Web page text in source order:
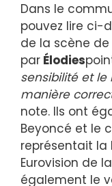
Dans le
pouvez lire ci-
de la scène
par Élodies
sensibilité et le
manière
note. Ils ont
Beyoncé et le
représentait la
Eurovision de
également le